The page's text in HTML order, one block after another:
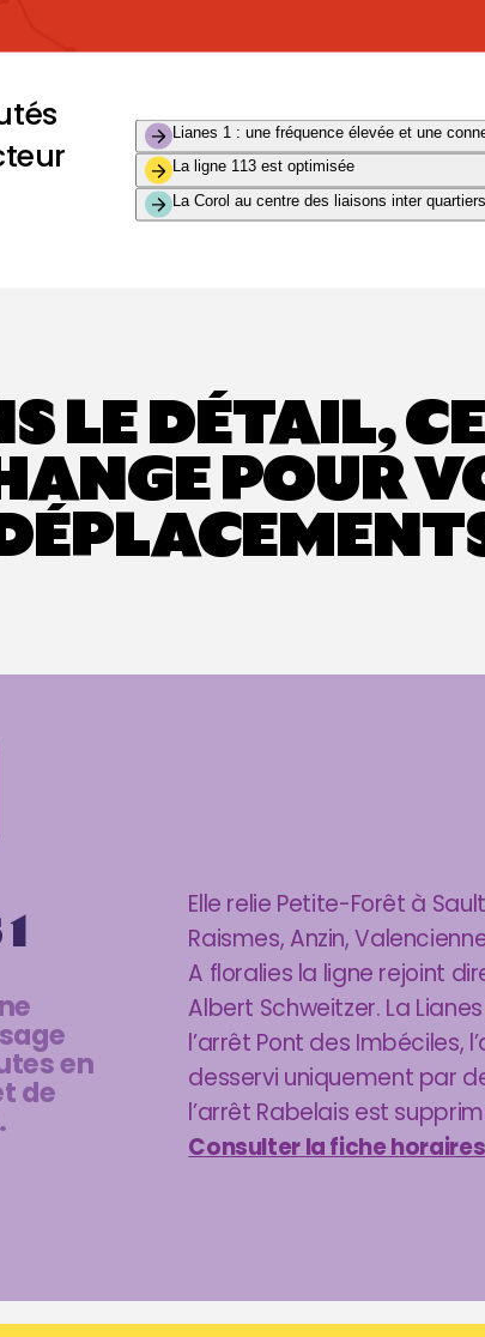
Lianes 1 : une fréquence élevée et une
La ligne 113 est optimisée
La Corol au centre des liaisons inter quartiers
LE DÉTAIL,
POUR
en
de
Elle relie Petite-Forêt à
Raismes, Anzin,
A floralies la ligne rejoint
Albert Schweitzer. La
l’arrêt Pont des Imbéciles,
desservi uniquement par
l’arrêt Rabelais est
Consulter la fiche